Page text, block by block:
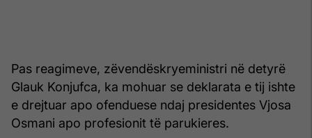
Pas reagimeve, zëvendëskryeministri në detyrë
Glauk Konjufca, ka mohuar se deklarata e tij ishte
e drejtuar apo ofenduese ndaj presidentes Vjosa
Osmani apo profesionit të parukieres.